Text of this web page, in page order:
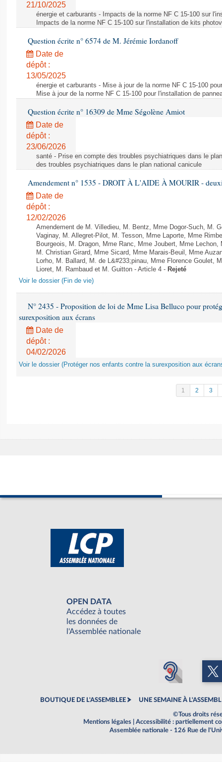
21/10/2025
énergie et carburants - Impacts de la norme NF C 15-100 sur
Impacts de la norme NF C 15-100 sur l'installation de kits
Question écrite n° 6574 de M. Jérémie Iordanoff
Date de
dépôt :
13/05/2025
énergie et carburants - Mise à jour de la norme NF C 15-100
Mise à jour de la norme NF C 15-100 pour l'installation de
Question écrite n° 16309 de Mme Ségolène Amiot
Date de
dépôt :
23/06/2026
santé - Prise en compte des troubles psychiatriques dans le
des troubles psychiatriques dans le plan national canicule
Amendement n° 1535 - DROIT À L'AIDE À MOURIR -
Date de
dépôt :
12/02/2026
Amendement de M. Villedieu, M. Bentz, Mme Dogor-Such, M.
Vaginay, M. Allegret-Pilot, M. Tesson, Mme Laporte, Mme
Bourgeois, M. Dragon, Mme Ranc, Mme Joubert, Mme
M. Christian Girard, Mme Sicard, Mme Marais-Beuil, Mme
Lorho, M. Ballard, M. de L&#233;pinau, Mme Florence Goulet,
Lioret, M. Rambaud et M. Guitton - Article 4 - Rejeté
Voir le dossier (Fin de vie)
N° 2435 - Proposition de loi de Mme Lisa Belluco pour
surexposition aux écrans
Date de
dépôt :
04/02/2026
Voir le dossier (Protéger nos enfants contre la surexposition aux
1 2 3
OPEN DATA
Accédez à toutes
les données de
l'Assemblée nationale
BOUTIQUE DE L'ASSEMBLEE UNE SEMAINE À
©Tous droits
Mentions légales
Accessibilité : partiellement
Assemblée nationale - 126 Rue de